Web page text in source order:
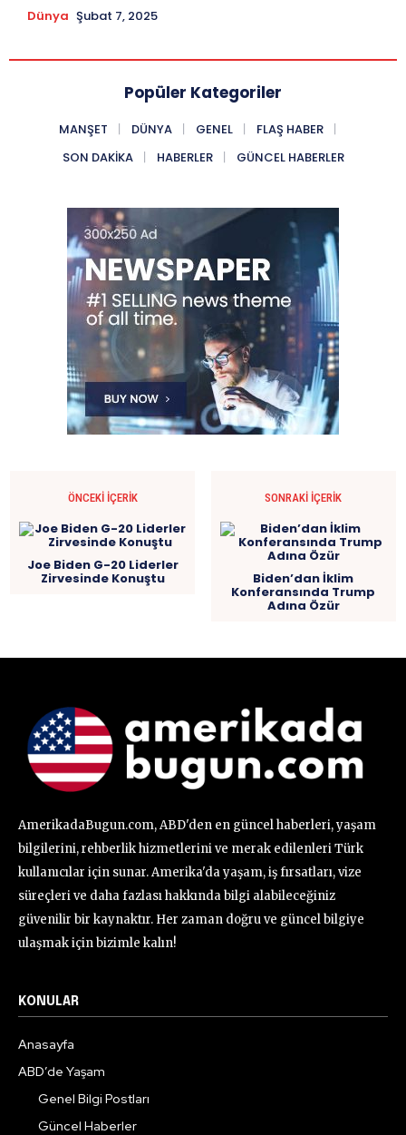
Dünya Şubat 7, 2025
Popüler Kategoriler
MANŞET DÜNYA GENEL
FLAŞ HABER
SON DAKIKA
HABERLER GÜNCEL HABERLER
ÖNCEKI İÇERIK
Joe Biden G-20 Liderler
Zirvesinde Konuştu
SONRAKI İÇERIK
Biden’dan İklim
Konferansında Trump
Adına Özür
AmerikadaBugun.com, ABD'den en güncel haberleri, yaşam
bilgilerini, rehberlik hizmetlerini ve merak edilenleri Türk
kullanıcılar için sunar. Amerika'da yaşam, iş fırsatları, vize
süreçleri ve daha fazlası hakkında bilgi alabileceğiniz
güvenilir bir kaynaktır. Her zaman doğru ve güncel bilgiye
ulaşmak için bizimle kalın!
KONULAR
Anasayfa
ABD’de Yaşam
Genel Bilgi Postları
Güncel Haberler